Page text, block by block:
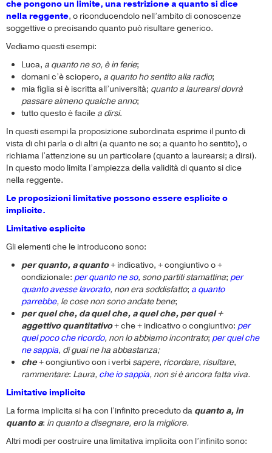
che pongono un limite, una restrizione a quanto si dice
nella reggente, o riconducendolo nell’ambito di conoscenze
soggettive o precisando quanto può risultare generico.
Vediamo questi esempi:
Luca, a quanto ne so, è in ferie;
domani c’è sciopero, a quanto ho sentito alla radio;
mia figlia si è iscritta all’università; quanto a laurearsi dovrà
passare almeno qualche anno;
tutto questo è facile a dirsi.
In questi esempi la proposizione subordinata esprime il punto di
vista di chi parla o di altri (a quanto ne so; a quanto ho sentito), o
richiama l’attenzione su un particolare (quanto a laurearsi; a dirsi).
In questo modo limita l’ampiezza della validità di quanto si dice
nella reggente.
Le proposizioni limitative possono essere esplicite o
implicite.
Limitative esplicite
Gli elementi che le introducono sono:
per quanto, a quanto+ indicativo, + congiuntivo o +
condizionale: per quanto ne so, sono partiti stamattina; per
quanto avesse lavorato, non era soddisfatto; a quanto
parrebbe, le cose non sono andate bene;
per quel che, da quel che, a quel che, per quel +
aggettivo quantitativo+ che + indicativo o congiuntivo: per
quel poco che ricordo, non lo abbiamo incontrato; per quel che
ne sappia, di guai ne ha abbastanza;
che+ congiuntivo con i verbi sapere, ricordare, risultare,
rammentare: Laura, che io sappia, non si è ancora fatta viva.
Limitative implicite
La forma implicita si ha con l’infinito preceduto da quanto a, in
quanto a: in quanto a disegnare, ero la migliore.
Altri modi per costruire una limitativa implicita con l’infinito sono: